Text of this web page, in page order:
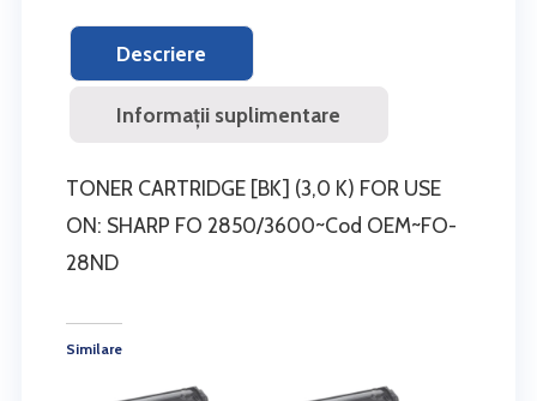
Descriere
Informații suplimentare
TONER CARTRIDGE [BK] (3,0 K) FOR USE
ON: SHARP FO 2850/3600~Cod OEM~FO-
28ND
Similare